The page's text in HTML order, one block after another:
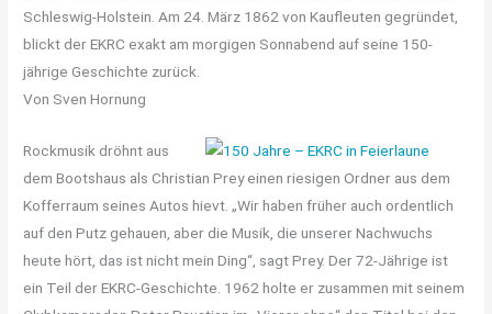
Schleswig-Holstein. Am 24. März 1862 von Kaufleuten gegründet,
blickt der EKRC exakt am morgigen Sonnabend auf seine 150-
jährige Geschichte zurück.
Von Sven Hornung
Rockmusik dröhnt aus
dem Bootshaus als Christian Prey einen riesigen Ordner aus dem
Kofferraum seines Autos hievt. „Wir haben früher auch ordentlich
auf den Putz gehauen, aber die Musik, die unserer Nachwuchs
heute hört, das ist nicht mein Ding“, sagt Prey. Der 72-Jährige ist
ein Teil der EKRC-Geschichte. 1962 holte er zusammen mit seinem